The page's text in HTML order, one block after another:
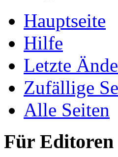
Hauptseite
Hilfe
Letzte
Zufällige
Alle Seiten
Für Editoren